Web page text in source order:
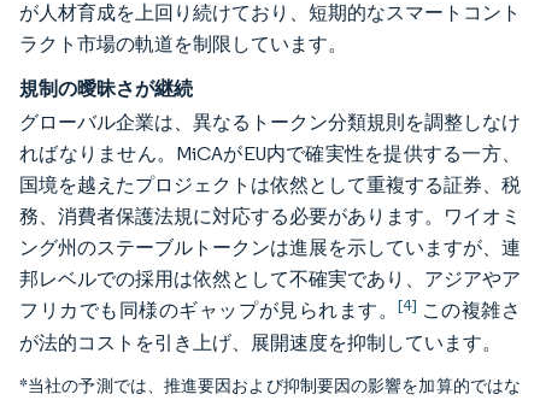
が人材育成を上回り続けており、短期的なスマートコント
ラクト市場の軌道を制限しています。
規制の曖昧さが継続
グローバル企業は、異なるトークン分類規則を調整しなけ
ればなりません。MiCAがEU内で確実性を提供する一方、
国境を越えたプロジェクトは依然として重複する証券、税
務、消費者保護法規に対応する必要があります。ワイオミ
ング州のステーブルトークンは進展を示していますが、連
邦レベルでの採用は依然として不確実であり、アジアやア
フリカでも同様のギャップが見られます。[4] この複雑さ
が法的コストを引き上げ、展開速度を抑制しています。
*当社の予測では、推進要因および抑制要因の影響を加算的ではな